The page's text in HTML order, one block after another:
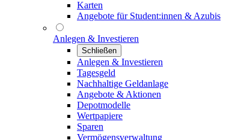
Karten
Angebote für Student:innen & Azubis
Anlegen & Investieren
Schließen
Anlegen & Investieren
Tagesgeld
Nachhaltige Geldanlage
Angebote & Aktionen
Depotmodelle
Wertpapiere
Sparen
Vermögensverwaltung